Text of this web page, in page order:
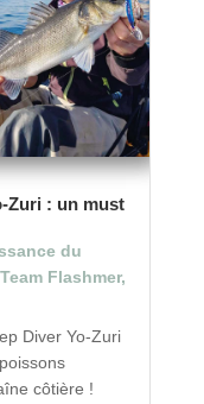
Zuri : un must
du
Team Flashmer,
Diver Yo-Zuri
côtière !